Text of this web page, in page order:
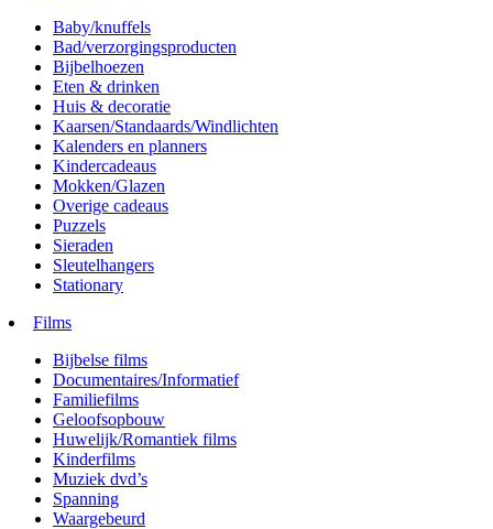
Baby/knuffels
Bad/verzorgingsproducten
Bijbelhoezen
Eten & drinken
Huis & decoratie
Kaarsen/Standaards/Windlichten
Kalenders en planners
Kindercadeaus
Mokken/Glazen
Overige cadeaus
Puzzels
Sieraden
Sleutelhangers
Stationary
Films
Bijbelse films
Documentaires/Informatief
Familiefilms
Geloofsopbouw
Huwelijk/Romantiek films
Kinderfilms
Muziek dvd’s
Spanning
Waargebeurd